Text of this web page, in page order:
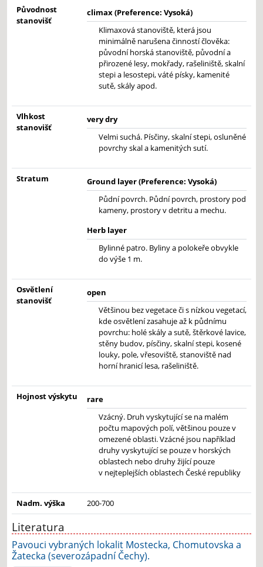
Původnost
stanovišť
climax (Preference: Vysoká)
Klimaxová stanoviště, která jsou
minimálně narušena činností člověka:
původní horská stanoviště, původní a
přirozené lesy, mokřady, rašeliniště, skalní
stepi a lesostepi, váté písky, kamenité
sutě, skály apod.
Vlhkost
stanovišť
very dry
Velmi suchá. Písčiny, skalní stepi, osluněné
povrchy skal a kamenitých sutí.
Stratum
Ground layer (Preference: Vysoká)
Půdní povrch. Půdní povrch, prostory pod
kameny, prostory v detritu a mechu.
Herb layer
Bylinné patro. Byliny a polokeře obvykle
do výše 1 m.
Osvětlení
stanovišť
open
Většinou bez vegetace či s nízkou vegetací,
kde osvětlení zasahuje až k půdnímu
povrchu: holé skály a sutě, štěrkové lavice,
stěny budov, písčiny, skalní stepi, kosené
louky, pole, vřesoviště, stanoviště nad
horní hranicí lesa, rašeliniště.
Hojnost výskytu
rare
Vzácný. Druh vyskytující se na malém
počtu mapových polí, většinou pouze v
omezené oblasti. Vzácné jsou například
druhy vyskytující se pouze v horských
oblastech nebo druhy žijící pouze
v nejteplejších oblastech České republiky
Nadm. výška 200-700
Literatura
Pavouci vybraných lokalit Mostecka, Chomutovska a
Žatecka (severozápadní Čechy).